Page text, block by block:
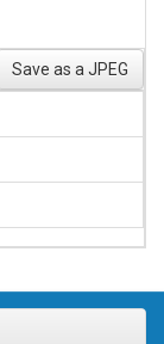
Save as a JPEG